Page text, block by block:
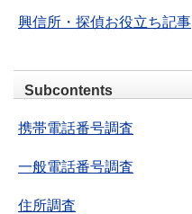
興信所・探偵お役立ち記事
Subcontents
携帯電話番号調査
一般電話番号調査
住所調査